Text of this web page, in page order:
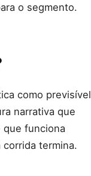
o segmento.
como previsível
narrativa que
que funciona
termina.